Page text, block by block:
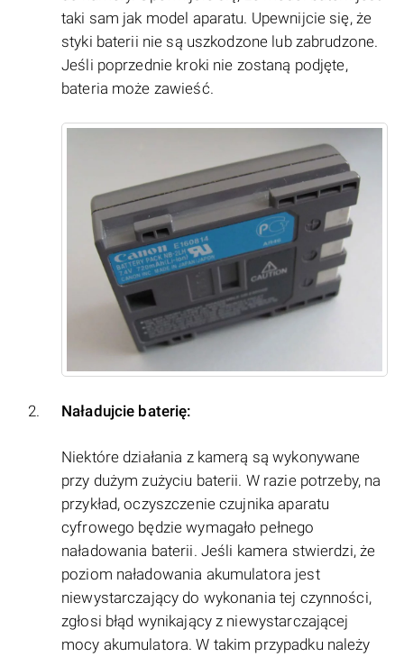
taki sam jak model aparatu. Upewnijcie się, że
styki baterii nie są uszkodzone lub zabrudzone.
Jeśli poprzednie kroki nie zostaną podjęte,
bateria może zawieść.
Naładujcie baterię:
Niektóre działania z kamerą są wykonywane
przy dużym zużyciu baterii. W razie potrzeby, na
przykład, oczyszczenie czujnika aparatu
cyfrowego będzie wymagało pełnego
naładowania baterii. Jeśli kamera stwierdzi, że
poziom naładowania akumulatora jest
niewystarczający do wykonania tej czynności,
zgłosi błąd wynikający z niewystarczającej
mocy akumulatora. W takim przypadku należy